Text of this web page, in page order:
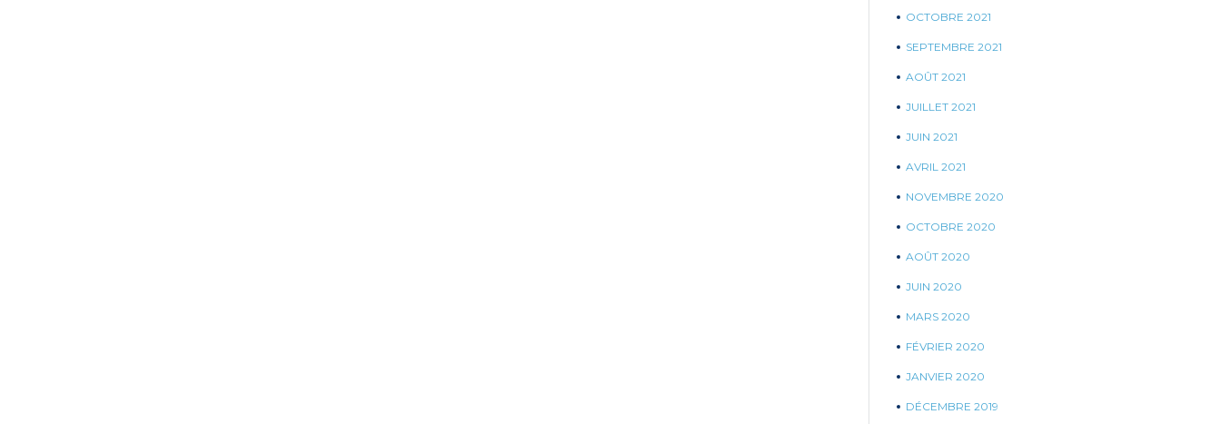
OCTOBRE 2021
SEPTEMBRE 2021
AOÛT 2021
JUILLET 2021
JUIN 2021
AVRIL 2021
NOVEMBRE 2020
OCTOBRE 2020
AOÛT 2020
JUIN 2020
MARS 2020
FÉVRIER 2020
JANVIER 2020
DÉCEMBRE 2019